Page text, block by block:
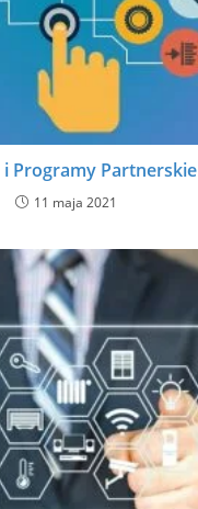
Programy Partnerskie
11 maja 2021